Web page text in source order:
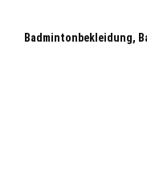
Badmintonbekleidung,